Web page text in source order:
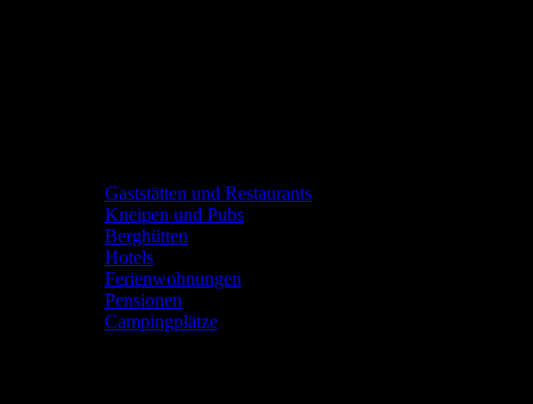
Gaststätten und Restaurants
Kneipen und Pubs
Berghütten
Hotels
Ferienwohnungen
Pensionen
Campingplätze